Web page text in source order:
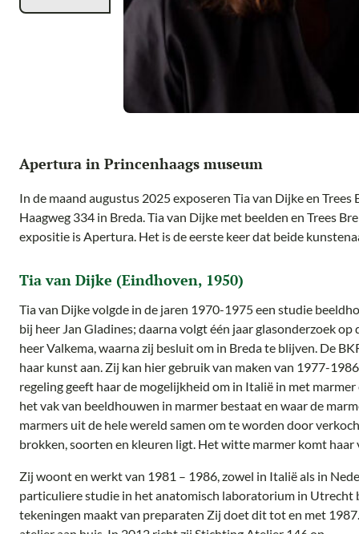
Apertura in Princenhaags museum
In de maand augustus 2025 exposeren Tia van Dijke en
Haagweg 334 in Breda. Tia van Dijke met beelden en Trees
expositie is Apertura. Het is de eerste keer dat beide
Tia van Dijke (Eindhoven, 1950)
Tia van Dijke volgde in de jaren 1970-1975 een studie
bij heer Jan Gladines; daarna volgt één jaar glasonderzoek
heer Valkema, waarna zij besluit om in Breda te blijven. De
haar kunst aan. Zij kan hier gebruik van maken van 1977-
regeling geeft haar de mogelijkheid om in Italië in met
het vak van beeldhouwen in marmer bestaat en waar de
marmers uit de hele wereld samen om te worden door
brokken, soorten en kleuren ligt. Het witte marmer komt haar
Zij woont en werkt van 1981 – 1986, zowel in Italië als in
particuliere studie in het anatomisch laboratorium in Utrecht
tekeningen maakt van preparaten Zij doet dit tot en met